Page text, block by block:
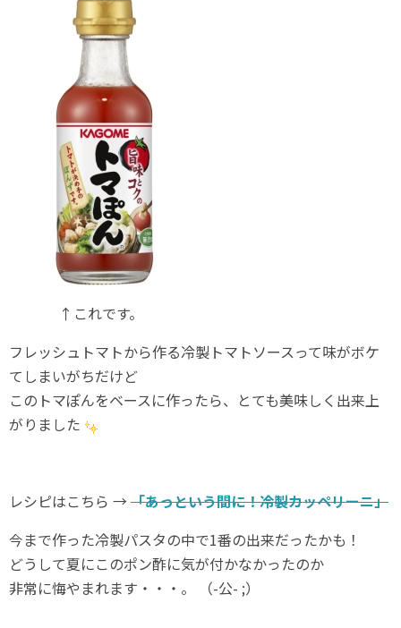
↑これです。
フレッシュトマトから作る冷製トマトソースって味がボケ
てしまいがちだけど
このトマぽんをベースに作ったら、とても美味しく出来上
がりました
レシピはこちら →「あっという間に！冷製カッペリーニ」
今まで作った冷製パスタの中で1番の出来だったかも！
どうして夏にこのポン酢に気が付かなかったのか
非常に悔やまれます・・・。 （-公- ;）